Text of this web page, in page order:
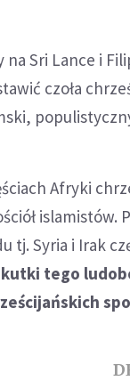
na Sri Lance i
czoła
Afryki
islamistów.
tj. Syria i Irak
tego